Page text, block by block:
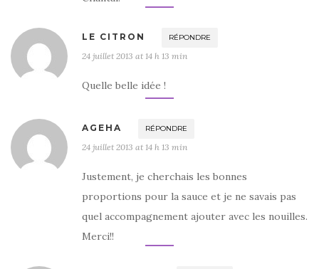
LE CITRON RÉPONDRE
24 juillet 2013 at 14 h 13 min
Quelle belle idée !
AGEHA RÉPONDRE
24 juillet 2013 at 14 h 13 min
Justement, je cherchais les bonnes
proportions pour la sauce et je ne savais pas
quel accompagnement ajouter avec les nouilles.
Merci!!